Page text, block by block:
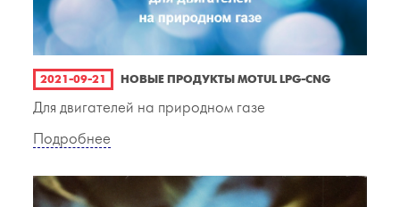
2021-09-21 НОВЫЕ ПРОДУКТЫ MOTUL LPG-CNG
Для двигателей на природном газе
Подробнее